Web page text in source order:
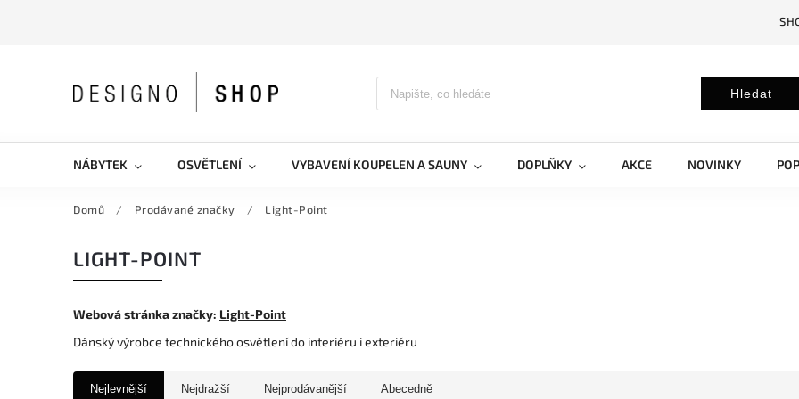
Hledat
NÁBYTEK OSVĚTLENÍ VYBAVENÍ KOUPELEN A SAUNY DOPLŇKY AKCE NOVINKY
Domů / Prodávané značky / Light-Point
LIGHT-POINT
Webová stránka značky: Light-Point
Dánský výrobce technického osvětlení do interiéru i exteriéru
Nejlevnější Nejdražší Nejprodávanější Abecedně